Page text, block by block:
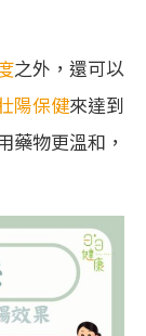
之外，還可以
陽保健來達到
藥物更溫和，